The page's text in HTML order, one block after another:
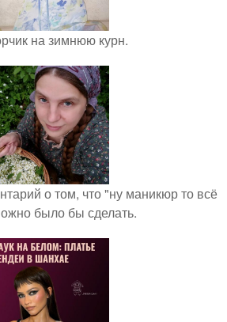
на зимнюю курн.
о том, что "ну маникюр то всё
было бы сделать.